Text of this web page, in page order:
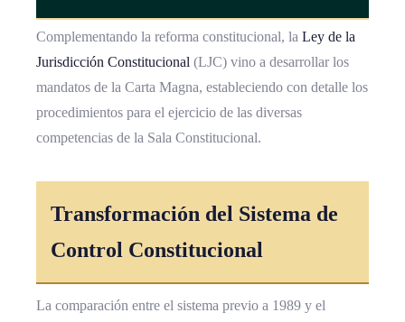
Complementando la reforma constitucional, la Ley de la
Jurisdicción Constitucional (LJC) vino a desarrollar los
mandatos de la Carta Magna, estableciendo con detalle los
procedimientos para el ejercicio de las diversas
competencias de la Sala Constitucional.
Transformación del Sistema de
Control Constitucional
La comparación entre el sistema previo a 1989 y el